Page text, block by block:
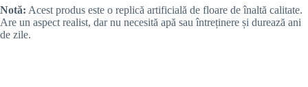
Notă: Acest produs este o replică artificială de floare de înaltă calitate.
Are un aspect realist, dar nu necesită apă sau întreținere și durează ani
de zile.